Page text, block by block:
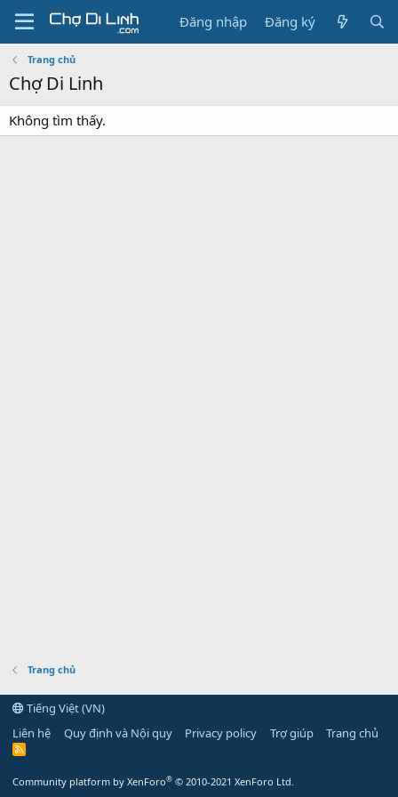
Đăng nhập Đăng ký
Trang chủ
Chợ Di Linh
Không tìm thấy.
Trang chủ
Tiếng Việt (VN)
Liên hệ
Quy định và Nội quy Privacy policy Trợ giúp Trang chủ
R
Community platform by XenForo® © 2010-2021 XenForo Ltd.